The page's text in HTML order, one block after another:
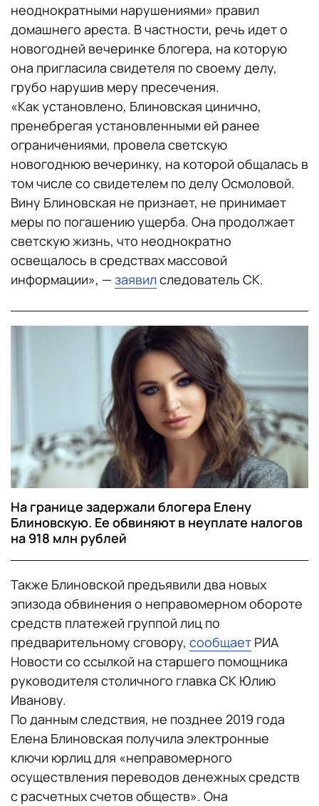
неоднократными нарушениями» правил
домашнего ареста. В частности, речь идет о
новогодней вечеринке блогера, на которую
она пригласила свидетеля по своему делу,
грубо нарушив меру пресечения.
«‎Как установлено, Блиновская цинично,
пренебрегая установленными ей ранее
ограничениями, провела светскую
новогоднюю вечеринку, на которой общалась в
том числе со свидетелем по делу Осмоловой.
Вину Блиновская не признает, не принимает
меры по погашению ущерба. Она продолжает
светскую жизнь, что неоднократно
освещалось в средствах массовой
информации», — заявилследователь СК.
На границе задержали блогера Елену
Блиновскую. Ее обвиняют в неуплате налогов
на 918 млн рублей
Также Блиновской предъявили два новых
эпизода обвинения о неправомерном обороте
средств платежей группой лиц по
предварительному сговору, сообщает РИА
Новости со ссылкой на старшего помощника
руководителя столичного главка СК Юлию
Иванову.
По данным следствия, не позднее 2019 года
Елена Блиновская получила электронные
ключи юрлиц для «неправомерного
осуществления переводов денежных средств
с расчетных счетов обществ». Она